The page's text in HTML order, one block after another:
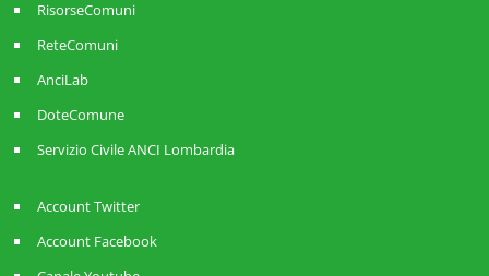
RisorseComuni
ReteComuni
AnciLab
DoteComune
Servizio Civile ANCI Lombardia
Account Twitter
Account Facebook